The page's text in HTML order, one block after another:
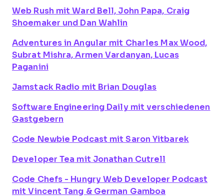
Web Rush mit Ward Bell, John Papa, Craig
Shoemaker und Dan Wahlin
Adventures in Angular mit Charles Max Wood,
Subrat Mishra, Armen Vardanyan, Lucas
Paganini
Jamstack Radio mit Brian Douglas
Software Engineering Dailymit verschiedenen
Gastgebern
Code Newbie Podcast mit Saron Yitbarek
Developer Tea mit Jonathan Cutrell
Code Chefs - Hungry Web Developer Podcast
mit Vincent Tang & German Gamboa